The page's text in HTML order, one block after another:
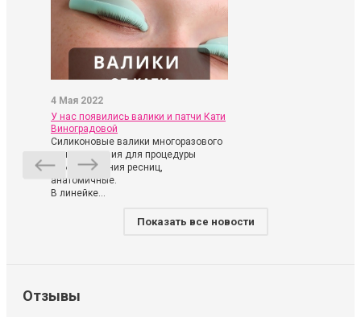
4 Мая 2022
У нас появились валики и патчи Кати
Виноградовой
Силиконовые валики многоразового
использования для процедуры
ламинирования ресниц,
анатомичные.
В линейке...
Показать все новости
Отзывы